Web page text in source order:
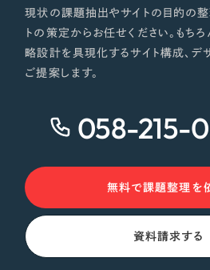
現状の課題抽出やサイトの目的の整
トの策定からお任せください。もち
略設計を具現化するサイト構成、デ
ご提案します。
058-215-
無料で課題整理を
資料請求する